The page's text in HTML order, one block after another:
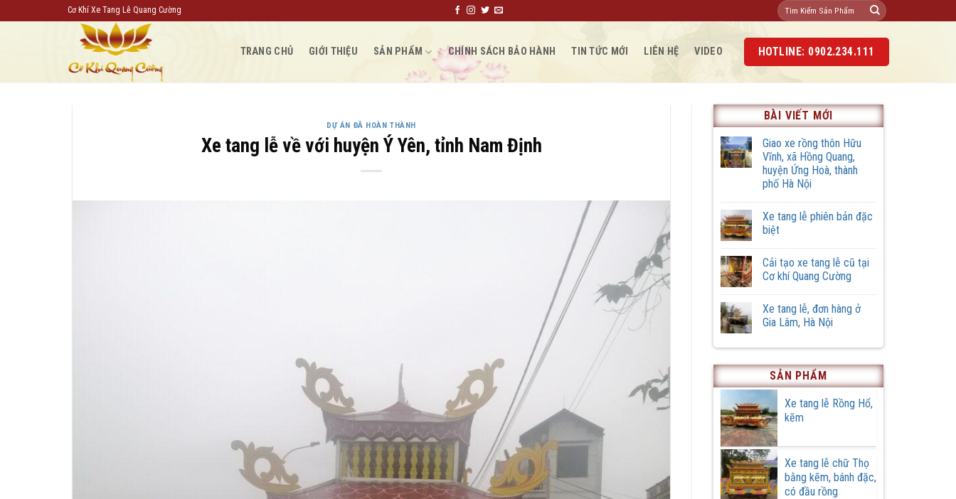
qua
Cơ Khí Xe Tang Lễ Quang Cường
Tìm
kiếm:
TRANG CHỦ GIỚI THIỆU SẢN PHẨM CHÍNH SÁCH BẢO HÀNH TIN TỨC MỚI LIÊN HỆ VIDEO HOTLINE: 0902.234.111
DỰ ÁN ĐÃ HOÀN THÀNH
Xe tang lễ về với huyện Ý Yên, tỉnh Nam Định
BÀI VIẾT MỚI
Giao xe rồng thôn Hữu
Vĩnh, xã Hồng Quang,
huyện Ứng Hoà, thành
phố Hà Nội
bình
luận
ở
rồng
thôn
Hữu
Hồng
Quang,
huyện
Hoà,
phố
Nội
Xe tang lễ phiên bản đặc
biệt
bình
luận
ở
lễ
phiên
bản
biệt
Cải tạo xe tang lễ cũ tại
Cơ khí Quang Cường
bình
luận
ở
tạo
tang
cũ
tại
Cơ
khí
Quang
Cường
Xe tang lễ, đơn hàng ở
Gia Lâm, Hà Nội
có
luận
Xe
tang
lễ,
đơn
hàng
ở
Gia
Lâm,
Hà
Nội
SẢN PHẨM
Xe tang lễ Rồng Hổ,
kẽm
Xe tang lễ chữ Thọ
bằng kẽm, bánh đặc,
có đầu rồng